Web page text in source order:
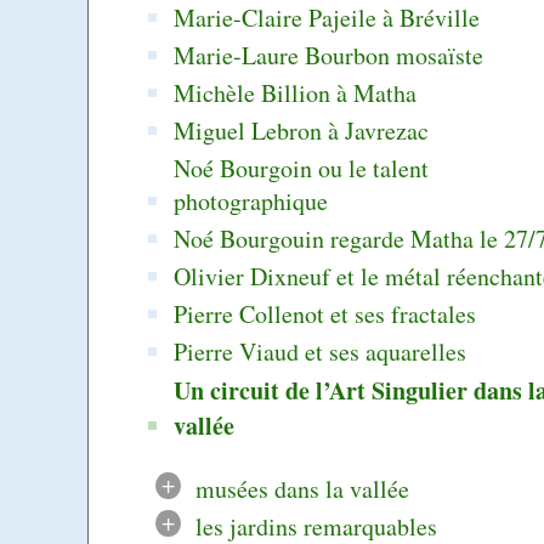
Marie-Claire Pajeile à Bréville
Marie-Laure Bourbon mosaïste
Michèle Billion à Matha
Miguel Lebron à Javrezac
Noé Bourgoin ou le talent
photographique
Noé Bourgouin regarde Matha le 27/
Olivier Dixneuf et le métal
Pierre Collenot et ses fractales
Pierre Viaud et ses aquarelles
Un circuit de l’Art Singulier dans
vallée
+
musées dans la vallée
+
les jardins remarquables